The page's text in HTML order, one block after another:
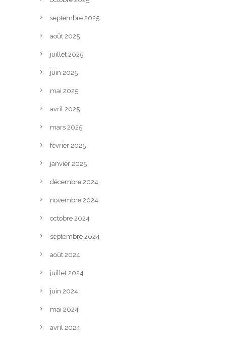
septembre 2025
août 2025
juillet 2025
juin 2025
mai 2025
avril 2025
mars 2025
février 2025
janvier 2025
décembre 2024
novembre 2024
octobre 2024
septembre 2024
août 2024
juillet 2024
juin 2024
mai 2024
avril 2024